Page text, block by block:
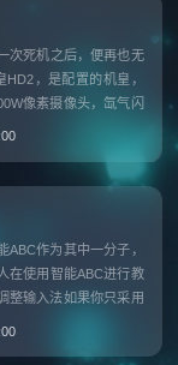
次死机之后，便再也无
，是配置的机皇，
像素摄像头，氙气闪
作为其中一分子，
在使用智能ABC进行教
整输入法如果你只采用
吧。如你的电脑上只有